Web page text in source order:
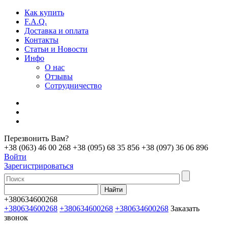
Как купить
F.A.Q.
Доставка и оплата
Контакты
Статьи и Новости
Инфо
О нас
Отзывы
Сотрудничество
Перезвонить Вам?
+38 (063) 46 00 268 +38 (095) 68 35 856 +38 (097) 36 06 896
Войти
Зарегистрироваться
+380634600268
+380634600268 +380634600268 +380634600268 Заказать
звонок